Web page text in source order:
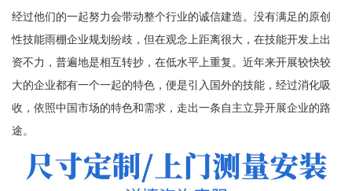
经过他们的一起努力会带动整个行业的诚信建造。没有满足的原创
性技能雨棚企业规划纷歧，但在观念上距离很大，在技能开发上出
资不力，普遍地是相互转抄，在低水平上重复。近年来开展较快较
大的企业都有一个一起的特色，便是引入国外的技能，经过消化吸
收，依照中国市场的特色和需求，走出一条自主立异开展企业的路
途。